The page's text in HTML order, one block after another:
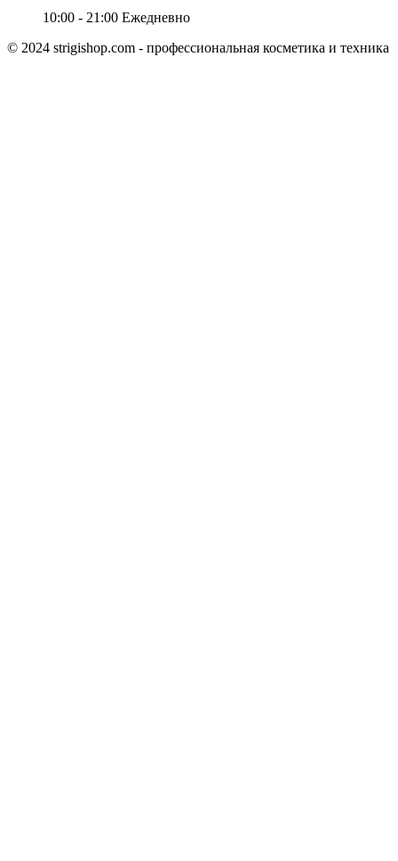
10:00 - 21:00 Ежедневно
© 2024 strigishop.com - профессиональная косметика и техника